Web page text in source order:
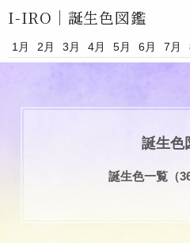
I-IRO｜ 誕生色図鑑
1月 2月 3月 4月 5月 6月 7月
誕生色
誕生色一覧（